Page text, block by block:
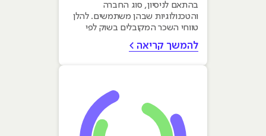
בהתאם לניסיון, סוג החברה
והטכנולוגיות שבהן משתמשים. להלן
טווחי השכר המקובלים בשוק לפי
לפי...
להמשך קריאה >